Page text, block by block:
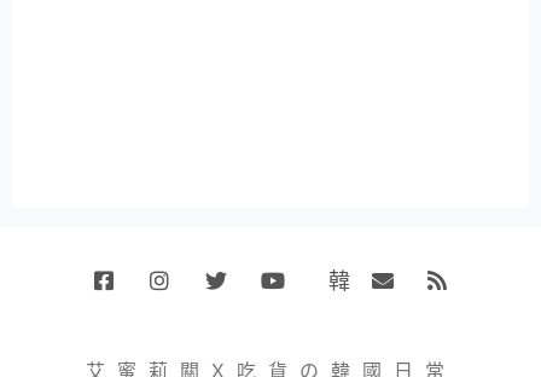
韓
小
艾蜜莉關X吃貨の韓國日常